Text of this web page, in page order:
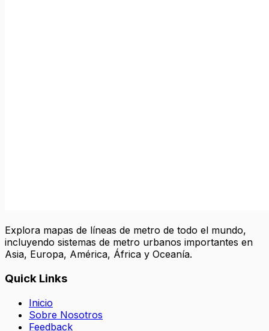
Explora mapas de líneas de metro de todo el mundo,
incluyendo sistemas de metro urbanos importantes en
Asia, Europa, América, África y Oceanía.
Quick Links
Inicio
Sobre Nosotros
Feedback